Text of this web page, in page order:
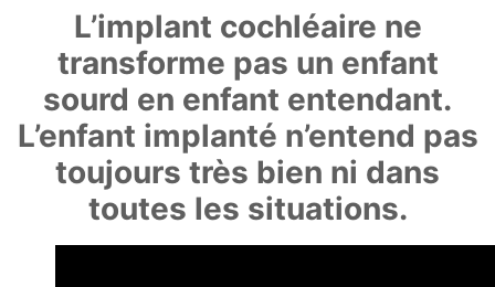
L’implant cochléaire ne
transforme pas un enfant
sourd en enfant entendant.
L’enfant implanté n’entend pas
toujours très bien ni dans
toutes les situations.